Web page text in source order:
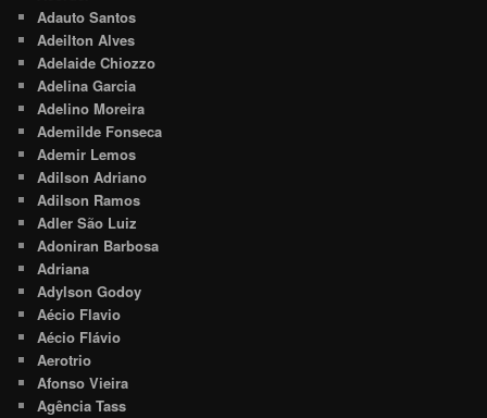
Adauto Santos
Adeilton Alves
Adelaide Chiozzo
Adelina Garcia
Adelino Moreira
Ademilde Fonseca
Ademir Lemos
Adilson Adriano
Adilson Ramos
Adler São Luiz
Adoniran Barbosa
Adriana
Adylson Godoy
Aécio Flavio
Aécio Flávio
Aerotrio
Afonso Vieira
Agência Tass